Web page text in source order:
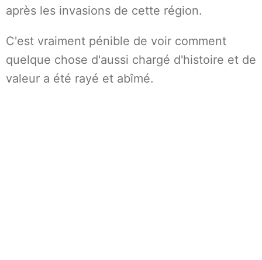
après les invasions de cette région.
C'est vraiment pénible de voir comment
quelque chose d'aussi chargé d'histoire et de
valeur a été rayé et abîmé.